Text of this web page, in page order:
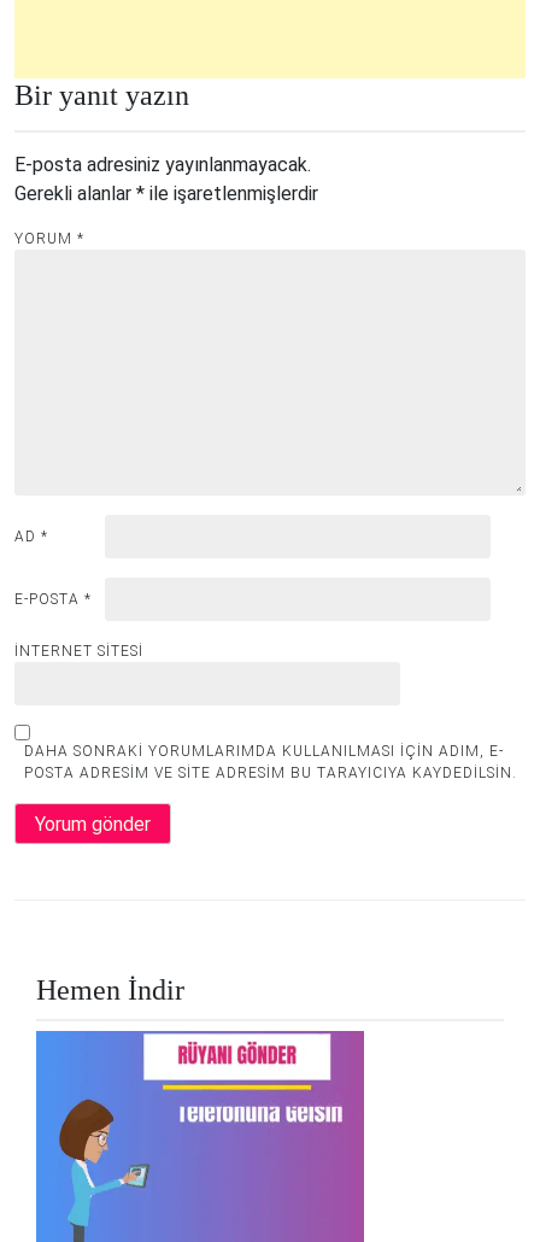
Bir yanıt yazın
E-posta adresiniz yayınlanmayacak.
Gerekli alanlar * ile işaretlenmişlerdir
YORUM *
AD *
E-POSTA *
İNTERNET SITESI
DAHA SONRAKI YORUMLARIMDA KULLANILMASI IÇIN ADIM, E-
POSTA ADRESIM VE SITE ADRESIM BU TARAYICIYA KAYDEDILSIN.
Hemen İndir